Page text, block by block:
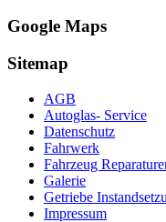
Google Maps
Sitemap
AGB
Autoglas- Service
Datenschutz
Fahrwerk
Fahrzeug
Galerie
Getriebe
Impressum